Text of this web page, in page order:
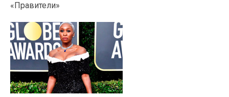
«Правители»